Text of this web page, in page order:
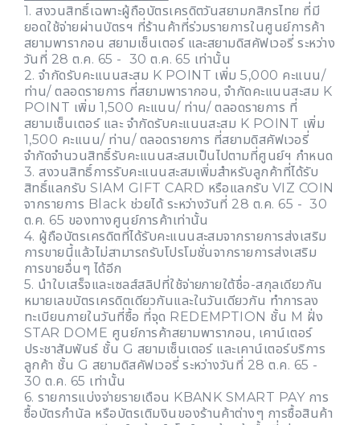
1. สงวนสิทธิ์เฉพาะผู้ถือบัตรเครดิตวันสยามกสิกรไทย ที่มี
ยอดใช้จ่ายผ่านบัตรฯ ที่ร้านค้าที่ร่วมรายการในศูนย์การค้า
สยามพารากอน สยามเซ็นเตอร์ และสยามดิสคัฟเวอรี่ ระหว่าง
วันที่ 28 ต.ค. 65 - 30 ต.ค. 65 เท่านั้น
2. จำกัดรับคะแนนสะสม K POINT เพิ่ม 5,000 คะแนน/
ท่าน/ ตลอดรายการ ที่สยามพารากอน, จำกัดคะแนนสะสม K
POINT เพิ่ม 1,500 คะแนน/ ท่าน/ ตลอดรายการ ที่
สยามเซ็นเตอร์ และ จำกัดรับคะแนนสะสม K POINT เพิ่ม
1,500 คะแนน/ ท่าน/ ตลอดรายการ ที่สยามดิสคัฟเวอรี่
จำกัดจำนวนสิทธิ์รับคะแนนสะสมเป็นไปตามที่ศูนย์ฯ กำหนด
3. สงวนสิทธิ์การรับคะแนนสะสมเพิ่มสำหรับลูกค้าที่ได้รับ
สิทธิ์แลกรับ SIAM GIFT CARD หรือแลกรับ VIZ COIN
จากรายการ Black ช่วยได้ ระหว่างวันที่ 28 ต.ค. 65 - 30
ต.ค. 65 ของทางศูนย์การค้าเท่านั้น
4. ผู้ถือบัตรเครดิตที่ได้รับคะแนนสะสมจากรายการส่งเสริม
การขายนี้แล้วไม่สามารถรับโปรโมชั่นจากรายการส่งเสริม
การขายอื่นๆ ได้อีก
5. นำใบเสร็จและเซลส์สลิปที่ใช้จ่ายภายใต้ชื่อ-สกุลเดียวกัน
หมายเลขบัตรเครดิตเดียวกันและในวันเดียวกัน ทำการลง
ทะเบียนภายในวันที่ซื้อ ที่จุด REDEMPTION ชั้น M ฝั่ง
STAR DOME ศูนย์การค้าสยามพารากอน, เคาน์เตอร์
ประชาสัมพันธ์ ชั้น G สยามเซ็นเตอร์ และเคาน์เตอร์บริการ
ลูกค้า ชั้น G สยามดิสคัฟเวอรี่ ระหว่างวันที่ 28 ต.ค. 65 -
30 ต.ค. 65 เท่านั้น
6. รายการแบ่งจ่ายรายเดือน KBANK SMART PAY การ
ซื้อบัตรกำนัล หรือบัตรเติมงินของร้านค้าต่างๆ การซื้อสินค้า